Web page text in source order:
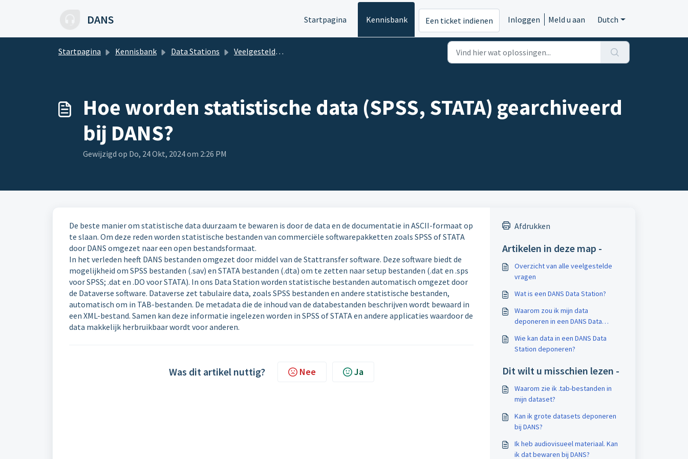
DANS Startpagina Kennisbank Een ticket indienen Inloggen Meld u aan Dutch
Startpagina Kennisbank Data Stations Veelgestelde vragen
Hoe worden statistische data (SPSS, STATA) gearchiveerd
bij DANS?
Gewijzigd op Do, 24 Okt, 2024 om 2:26 PM
De beste manier om statistische data duurzaam te bewaren is door de data en de documentatie in ASCII-formaat op
te slaan. Om deze reden worden statistische bestanden van commerciële softwarepakketten zoals SPSS of STATA
door DANS omgezet naar een open bestandsformaat.
In het verleden heeft DANS bestanden omgezet door middel van de Stattransfer software. Deze software biedt de
mogelijkheid om SPSS bestanden (.sav) en STATA bestanden (.dta) om te zetten naar setup bestanden (.dat en .sps
voor SPSS; .dat en .DO voor STATA). In ons Data Station worden statistische bestanden automatisch omgezet door
de Dataverse software. Dataverse zet tabulaire data, zoals SPSS bestanden en andere statistische bestanden,
automatisch om in TAB-bestanden. De metadata die de inhoud van de databestanden beschrijven wordt bewaard in
een XML-bestand. Samen kan deze informatie ingelezen worden in SPSS of STATA en andere applicaties waardoor de
data makkelijk herbruikbaar wordt voor anderen.
Was dit artikel nuttig? Nee Ja
Afdrukken
Artikelen in deze map -
Overzicht van alle veelgestelde
vragen
Wat is een DANS Data Station?
Waarom zou ik mijn data
deponeren in een DANS Data
Wie kan data in een DANS Data
Station deponeren?
Dit wilt u misschien lezen -
Waarom zie ik .tab-bestanden in
mijn dataset?
Kan ik grote datasets deponeren
bij DANS?
Ik heb audiovisueel materiaal. Kan
ik dat bewaren bij DANS?